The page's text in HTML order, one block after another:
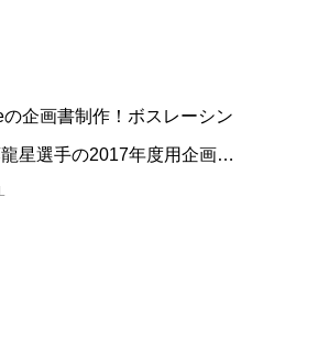
企画書制作！ボスレーシン
星選手の2017年度用企画書